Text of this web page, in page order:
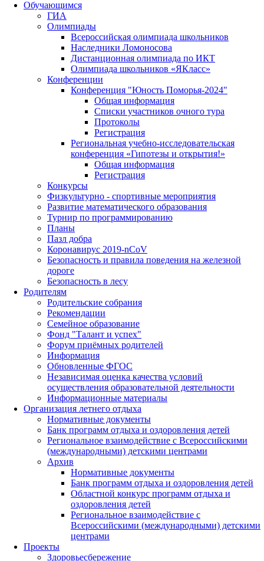
Обучающимся
ГИА
Олимпиады
Всероссийская олимпиада школьников
Наследники Ломоносова
Дистанционная олимпиада по ИКТ
Олимпиада школьников «ЯКласс»
Конференции
Конференция "Юность Поморья-2024"
Общая информация
Списки участников очного тура
Протоколы
Регистрация
Региональная учебно-исследовательская
конференция «Гипотезы и открытия!»
Общая информация
Регистрация
Конкурсы
Физкультурно - спортивные мероприятия
Развитие математического образования
Турнир по программированию
Планы
Пазл добра
Коронавирус 2019-nCoV
Безопасность и правила поведения на железной
дороге
Безопасность в лесу
Родителям
Родительские собрания
Рекомендации
Семейное образование
Фонд "Талант и успех"
Форум приёмных родителей
Информация
Обновленные ФГОС
Независимая оценка качества условий
осуществления образовательной деятельности
Информационные материалы
Организация летнего отдыха
Нормативные документы
Банк программ отдыха и оздоровления детей
Региональное взаимодействие с Всероссийскими
(международными) детскими центрами
Архив
Нормативные документы
Банк программ отдыха и оздоровления детей
Областной конкурс программ отдыха и
оздоровления детей
Региональное взаимодействие с
Всероссийскими (международными) детскими
центрами
Проекты
Здоровьесбережение